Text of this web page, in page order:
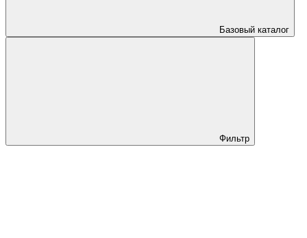
Базовый каталог
Фильтр